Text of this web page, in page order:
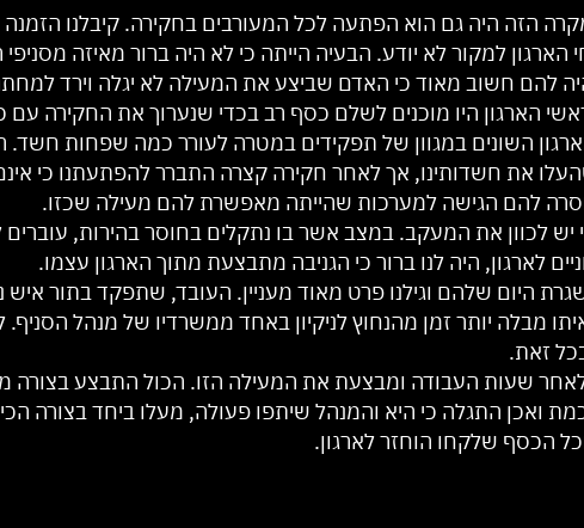
הזה היה גם הוא הפתעה לכל המעורבים בחקירה. קיבלנו הזמנה
הארגון למקור לא יודע. הבעיה הייתה כי לא היה ברור מאיזה
להם חשוב מאוד כי האדם שביצע את המעילה לא יגלה וירד
הארגון היו מוכנים לשלם כסף רב בכדי שנערוך את החקירה עם
השונים במגוון של תפקידים במטרה לעורר כמה שפחות
את חשדותינו, אך לאחר חקירה קצרה התברר להפתעתנו כי
להם הגישה למערכות שהייתה מאפשרת להם מעילה שכזו.
יש לכוון את המעקב. במצב אשר בו נתקלים בחוסר בהירות,
לארגון, היה לנו ברור כי הגניבה מתבצעת מתוך הארגון עצמו.
היום שלהם וגילנו פרט מאוד מעניין. העובד, שתפקד בתור איש
מבלה יותר זמן מהנחוץ לניקיון באחד ממשרדיו של מנהל הסניף.
זאת.
שעות העבודה ומבצעת את המעילה הזו. הכול התבצע בצורה
ואכן התגלה כי היא והמנהל שיתפו פעולה, מעלו ביחד בצורה
הכסף שלקחו הוחזר לארגון.